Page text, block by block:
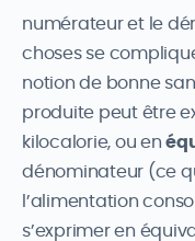
numérateur et le
choses se
notion de bonne
produite peut être
kilocalorie, ou en
dénominateur (ce
l’alimentation
s’exprimer en